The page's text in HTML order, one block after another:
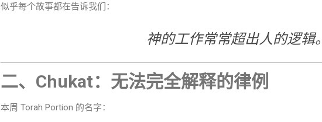
似乎每个故事都在告诉我们：
神的工作常常超出人的逻辑。
二、Chukat：无法完全解释的律例
本周 Torah Portion 的名字：